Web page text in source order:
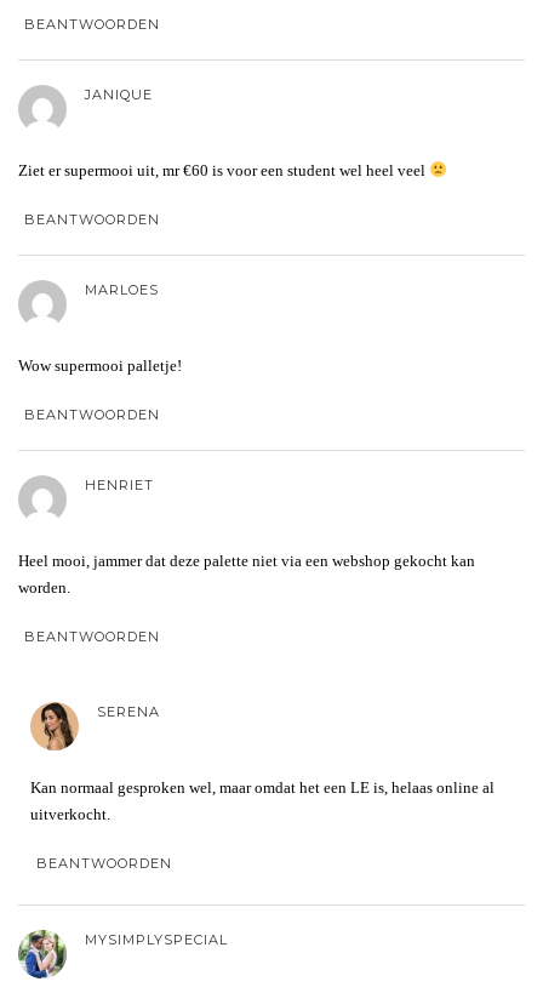
BEANTWOORDEN
JANIQUE
Ziet er supermooi uit, mr €60 is voor een student wel heel veel
BEANTWOORDEN
MARLOES
Wow supermooi palletje!
BEANTWOORDEN
HENRIET
Heel mooi, jammer dat deze palette niet via een webshop gekocht kan
worden.
BEANTWOORDEN
SERENA
Kan normaal gesproken wel, maar omdat het een LE is, helaas online al
uitverkocht.
BEANTWOORDEN
MYSIMPLYSPECIAL